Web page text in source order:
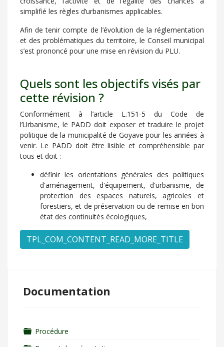
simplifié les règles d’urbanismes applicables.
Afin de tenir compte de l’évolution de la réglementation
et des problématiques du territoire, le Conseil municipal
s’est prononcé pour une mise en révision du PLU.
Quels sont les objectifs visés par
cette révision ?
Conformément à l’article L.151-5 du Code de
l’Urbanisme, le PADD doit exposer et traduire le projet
politique de la municipalité de Goyave pour les années à
venir. Le PADD doit être lisible et compréhensible par
tous et doit :
définir les orientations générales des politiques
d'aménagement, d'équipement, d'urbanisme, de
protection des espaces naturels, agricoles et
forestiers, et de préservation ou de remise en bon
état des continuités écologiques,
TPL_COM_CONTENT_READ_MORE_TITLE
Documentation
Folder
Procédure